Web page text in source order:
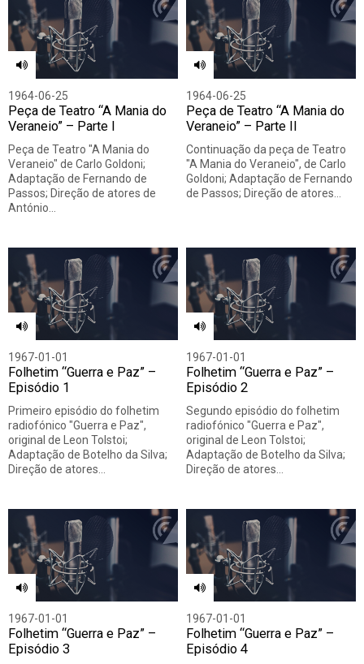
1964-06-25
Peça de Teatro “A Mania do
Veraneio” – Parte I
Peça de Teatro "A Mania do
Veraneio" de Carlo Goldoni;
Adaptação de Fernando de
Passos; Direção de atores de
António…
1964-06-25
Peça de Teatro “A Mania do
Veraneio” – Parte II
Continuação da peça de Teatro
"A Mania do Veraneio", de Carlo
Goldoni; Adaptação de Fernando
de Passos; Direção de atores…
1967-01-01
Folhetim “Guerra e Paz” –
Episódio 1
Primeiro episódio do folhetim
radiofónico "Guerra e Paz",
original de Leon Tolstoi;
Adaptação de Botelho da Silva;
Direção de atores…
1967-01-01
Folhetim “Guerra e Paz” –
Episódio 2
Segundo episódio do folhetim
radiofónico "Guerra e Paz",
original de Leon Tolstoi;
Adaptação de Botelho da Silva;
Direção de atores…
1967-01-01
Folhetim “Guerra e Paz” –
Episódio 3
1967-01-01
Folhetim “Guerra e Paz” –
Episódio 4